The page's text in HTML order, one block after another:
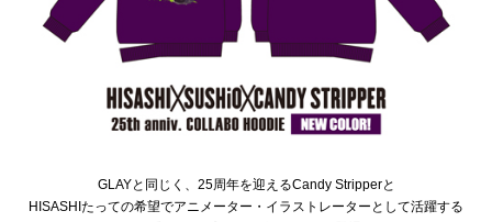
GLAYと同じく、25周年を迎えるCandy Stripperと
HISASHIたっての希望でアニメーター・イラストレーターとして活躍する